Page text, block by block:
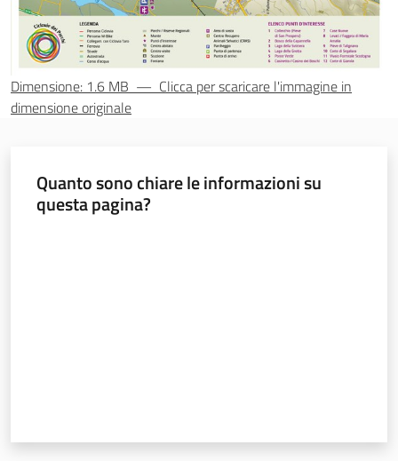
Biodiversità
Consultazione
Dimensione: 1.6 MB — Clicca per scaricare l'immagine in
dimensione originale
Quanto sono chiare le informazioni su
questa pagina?